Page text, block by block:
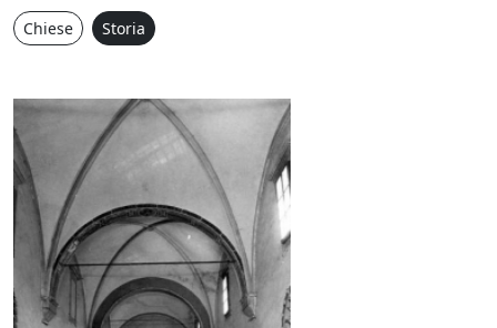
Chiese Storia
San Francesco a Barga